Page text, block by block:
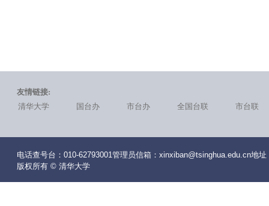
友情链接:
清华大学
国台办 市台办 全国台联 市台联
电话查号台：010-62793001管理员信箱：xinxiban@tsinghua.edu.cn地
版权所有 © 清华大学